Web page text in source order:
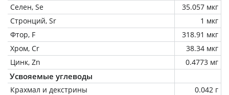
Селен, Se
35.057 мкг
Стронций, Sr
1 мкг
Фтор, F
318.91 мкг
Хром, Cr
38.34 мкг
Цинк, Zn
0.4773 мг
Усвояемые углеводы
Крахмал и декстрины
0.042 г